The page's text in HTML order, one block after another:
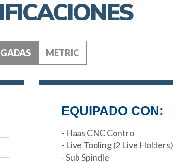
METRIC
EQUIPADO CON:
- Haas CNC Control
- Live Tooling (2 Live Holders)
- Sub Spindle